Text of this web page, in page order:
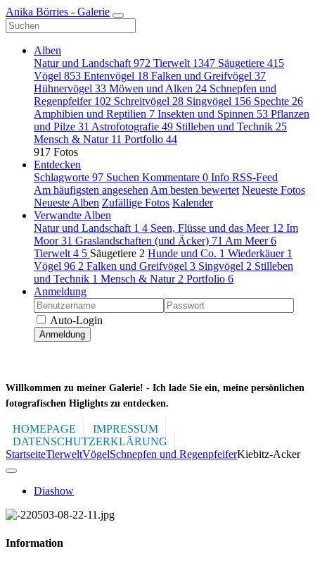
Anika Börries - Galerie
Alben
Natur und Landschaft 972 Tierwelt 1347 Säugetiere 415
Vögel 853 Entenvögel 18 Falken und Greifvögel 37
Hühnervögel 33 Möwen und Alken 24 Schnepfen und
Regenpfeifer 102 Schreitvögel 28 Singvögel 156 Spechte 26
Amphibien und Reptilien 7 Insekten und Spinnen 53 Pflanzen
und Pilze 31 Astrofotografie 49 Stilleben und Technik 25
Mensch & Natur 11 Portfolio 44
917 Fotos
Entdecken
Schlagworte 97 Suchen Kommentare 0 Info RSS-Feed
Am häufigsten angesehen Am besten bewertet Neueste Fotos
Neueste Alben Zufällige Fotos Kalender
Verwandte Alben
Natur und Landschaft 1 4 Seen, Flüsse und das Meer 12 Im
Moor31 Graslandschaften (und Äcker) 71 Am Meer6
Tierwelt 4 5 Säugetiere 2 Hunde und Co. 1 Wiederkäuer 1
Vögel 96 2 Falken und Greifvögel 3 Singvögel 2 Stilleben
und Technik 1 Mensch & Natur 2 Portfolio 6
Anmeldung
Auto-Login
Anmeldung
Willkommen zu meiner Galerie! - Ich lade Sie ein, meine persönlichen
fotografischen Higlights zu entdecken.
HOMEPAGE
IMPRESSUM
DATENSCHUTZERKLÄRUNG
StartseiteTierweltVögelSchnepfen und RegenpfeiferKiebitz-Acker
Diashow
Information